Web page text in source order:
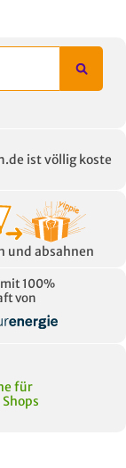
ist völlig koste
und absahnen
100%
von
für